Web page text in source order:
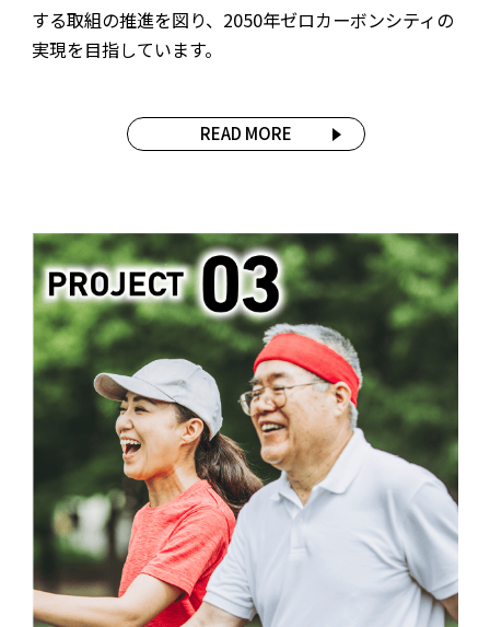
する取組の推進を図り、2050年ゼロカーボンシティの
実現を目指しています。
READ MORE